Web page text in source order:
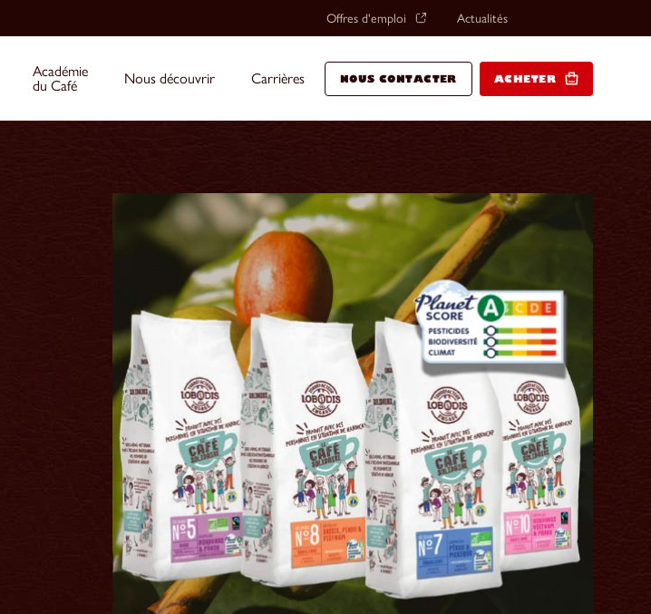
Offres d'emploi Actualités
Académie
du Café
Nous découvrir Carrières NOUS CONTACTER ACHETER